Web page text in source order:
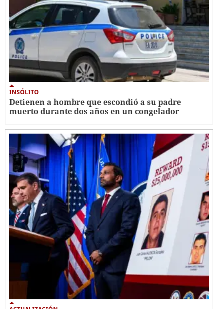
INSÓLITO
Detienen a hombre que escondió a su padre
muerto durante dos años en un congelador